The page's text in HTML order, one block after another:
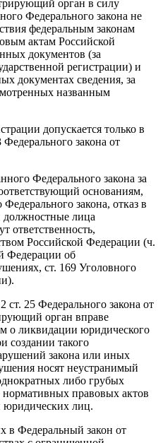
орган в силу
Федерального закона не
федеральным законам
актам Российской
документов (за
регистрации) и
документах сведения, за
названным
допускается только в
закона от
Федерального закона за
основаниям,
закона, отказ в
должностные лица
ответственность,
Российской Федерации (ч.
Федерации об
ст. 169 Уголовного
ст. 25 Федерального закона от
орган вправе
о ликвидации юридического
создании такого
закона или иных
носят неустранимый
либо грубых
правовых актов
юридических лиц.
в Федеральный закон от